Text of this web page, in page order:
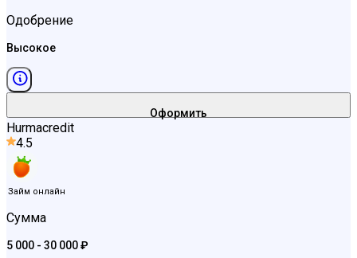
Одобрение
Высокое
Оформить
Hurmacredit
4.5
Займ онлайн
Сумма
5 000 - 30 000 ₽